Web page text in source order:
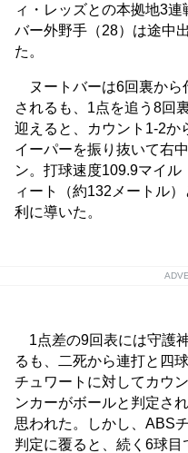
ィ・レッズとの本拠地3
バー外野手（28）は途中
た。
ヌートバーは6回裏から
されるも、1点を追う8回
迎えると、カウント1-2か
イーパーを振り抜いて右
ン。打球速度109.9マイ
ィート（約132メートル
利に導いた。
1点差の9回表には守護
るも、二死から連打と四
チュワートに対してカウ
ンカーがボールと判定さ
思われた。しかし、ABS
判定に覆ると、続く6球